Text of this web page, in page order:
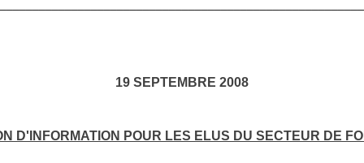
19 SEPTEMBRE 2008
D'INFORMATION POUR LES ELUS DU SECTEUR DE